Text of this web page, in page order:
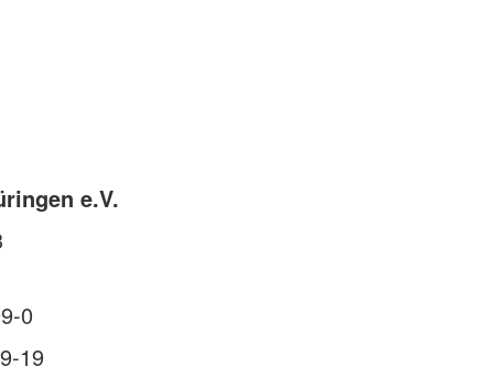
e.V.
0
19